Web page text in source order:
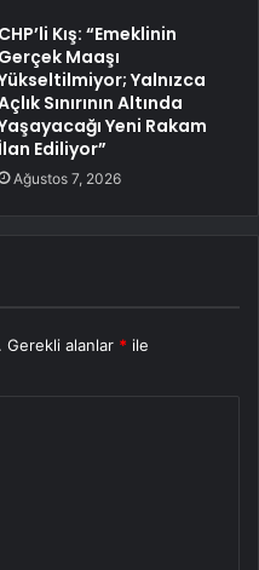
CHP’li Kış: “Emeklinin
Gerçek Maaşı
Yalnızca
Sınırının Altında
Yeni Rakam
İlan Ediliyor”
Ağustos 7, 2026
Gerekli alanlar * ile